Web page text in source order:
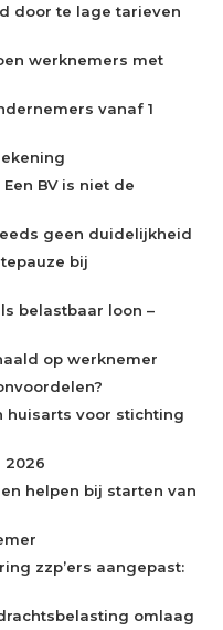
door te lage tarieven
werknemers met
vanaf 1
BV is niet de
geen duidelijkheid
bij
belastbaar loon –
op werknemer
huisarts voor stichting
2026
helpen bij starten van
zzp’ers aangepast:
omlaag